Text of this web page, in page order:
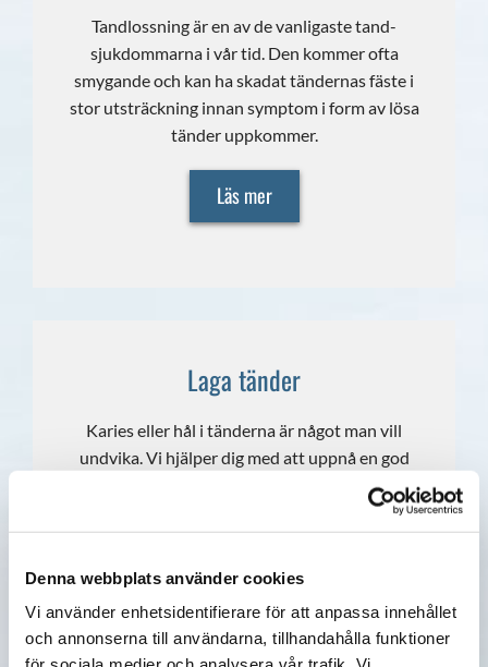
Denna webbplats använder cookies
Vi använder enhetsidentifierare för att anpassa innehållet
och annonserna till användarna, tillhandahålla funktioner
Tandlossning är en av de vanligaste tand-
sjukdommarna i vår tid. Den kommer ofta
smygande och kan ha skadat tändernas fäste i
stor utsträckning innan symptom i form av lösa
tänder uppkommer.
Läs mer
Laga tänder
Karies eller hål i tänderna är något man vill
undvika. Vi hjälper dig med att uppnå en god
munhygien genom olika behandlingar.